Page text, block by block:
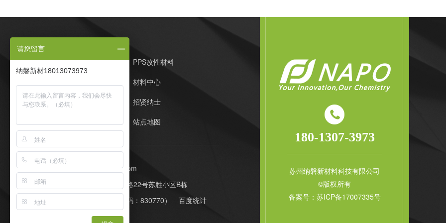
纳磐PPS首页
PPS改性材料
材料中心
客户案例
招贤纳士
站点地图
E-Mail：whl@napomaterial.com
公司地址：苏州工业园区同胜路22号苏胜小区B栋
网站制作：
（股票代码：830770） 百度统计
180-1307-3973
苏州纳磐新材料科技有限公司
©版权所有
备案号： 苏ICP备17007335号
请您留言
纳磐新材18013073973